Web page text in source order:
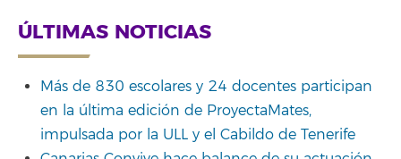
ÚLTIMAS NOTICIAS
Más de 830 escolares y 24 docentes participan
en la última edición de ProyectaMates,
impulsada por la ULL y el Cabildo de Tenerife